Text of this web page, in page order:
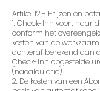
Artikel 12 - Prijzen en
1. Check-Inn voert haar
conform het
kosten van de
achteraf berekend aan
Check-Inn opgestelde
(nacalculatie).
2. De kosten van een